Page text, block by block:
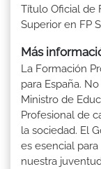
Título Oficial de
Superior en FP
Más
La Formación
para España.
Ministro de
Profesional de
la sociedad. El
es esencial
nuestra